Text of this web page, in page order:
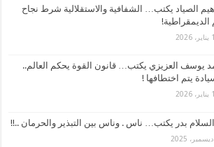
الصياد يكتب… الشفافية والاستقلالية شرط نجاح
الديمقراطية!
يوسف العزيزي يكتب… قانون القوة يحكم العالم..
يتم اختطافها !
بدر يكتب… ناس . وناس بين التبذير والحرمان ..!!